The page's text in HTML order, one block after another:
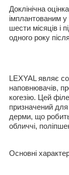
Доклінічна
імплантованим у
шести місяців і
одного року
LEXYAL являє
наповнювачів,
когезію. Цей
призначений для
дерми, що
обличчі,
Основні